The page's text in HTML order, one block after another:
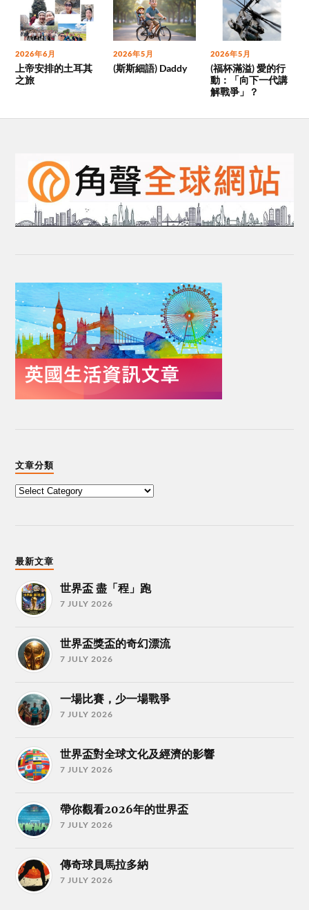
2026年6月
上帝安排的土耳其
之旅
2026年5月
(斯斯細語) Daddy
2026年5月
(福杯滿溢) 愛的行
動：「向下一代講
解戰爭」？
文章分類
最新文章
世界盃 盡「程」跑
7 JULY 2026
世界盃獎盃的奇幻漂流
7 JULY 2026
一場比賽，少一場戰爭
7 JULY 2026
世界盃對全球文化及經濟的影響
7 JULY 2026
帶你觀看2026年的世界盃
7 JULY 2026
傳奇球員馬拉多納
7 JULY 2026